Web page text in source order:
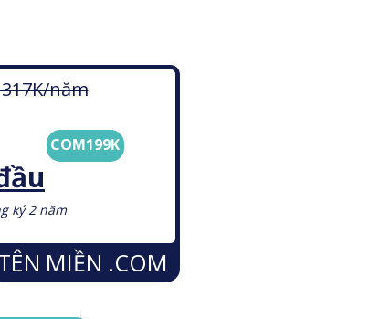
MIỀN .COM
năm
COM199K
ký 2 năm